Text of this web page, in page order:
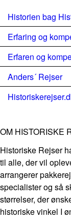
Historien bag
Erfaring og
Erfaren og
Anders´ Rejser
OM HISTORISKE
Historiske Rejser
til alle, der vil
arrangerer
specialister og så
størrelser, der
historiske vinkel I